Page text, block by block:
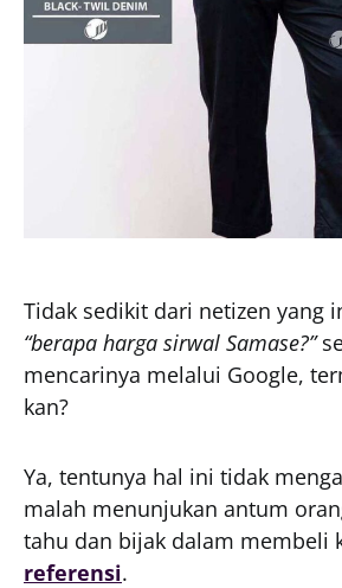
Tidak sedikit dari netizen yang
“berapa harga sirwal Samase?”
mencarinya melalui Google,
kan?
Ya, tentunya hal ini tidak
malah menunjukan antum
tahu dan bijak dalam membeli
referensi.